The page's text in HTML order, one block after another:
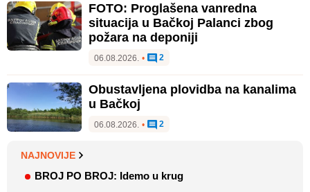
FOTO: Proglašena vanredna
situacija u Bačkoj Palanci zbog
požara na deponiji
06.08.2026. • 2
Obustavljena plovidba na kanalima
u Bačkoj
06.08.2026. • 2
NAJNOVIJE
BROJ PO BROJ: Idemo u krug